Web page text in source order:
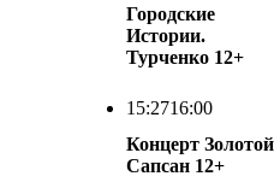
Городские
Истории.
Турченко 12+
15:2716:00
Концерт Золотой
Сапсан 12+